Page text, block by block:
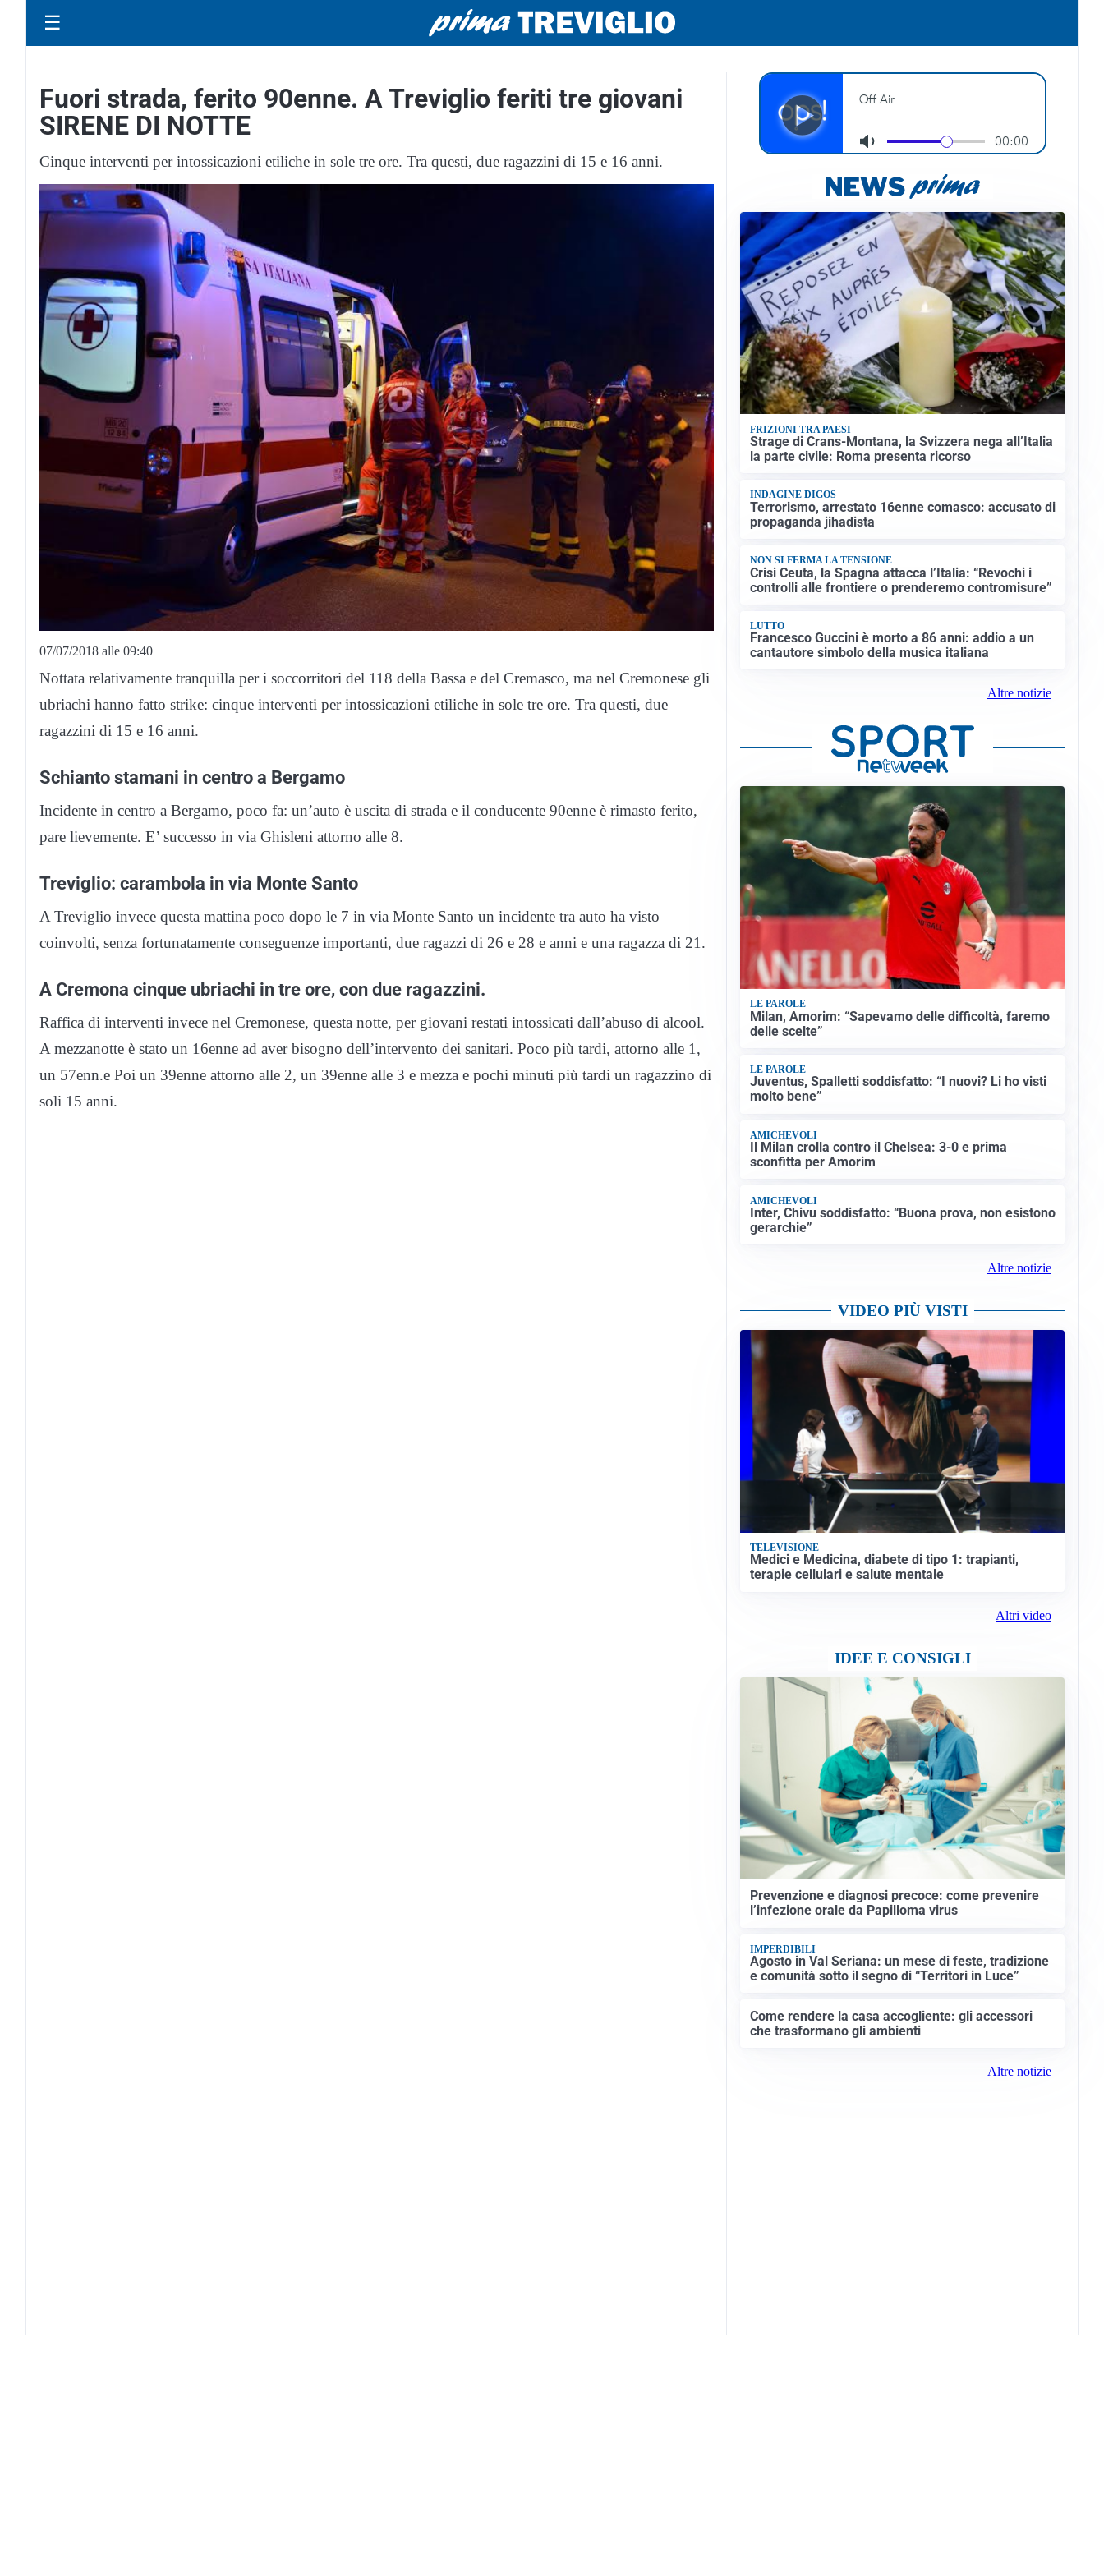
☰
Fuori strada, ferito 90enne. A Treviglio feriti tre giovani
SIRENE DI NOTTE
Cinque interventi per intossicazioni etiliche in sole tre ore. Tra questi, due ragazzini di 15 e 16 anni.
07/07/2018 alle 09:40
Nottata relativamente tranquilla per i soccorritori del 118 della Bassa e del Cremasco, ma nel Cremonese gli
ubriachi hanno fatto strike: cinque interventi per intossicazioni etiliche in sole tre ore. Tra questi, due
ragazzini di 15 e 16 anni.
Schianto stamani in centro a Bergamo
Incidente in centro a Bergamo, poco fa: un’auto è uscita di strada e il conducente 90enne è rimasto ferito,
pare lievemente. E’ successo in via Ghisleni attorno alle 8.
Treviglio: carambola in via Monte Santo
A Treviglio invece questa mattina poco dopo le 7 in via Monte Santo un incidente tra auto ha visto
coinvolti, senza fortunatamente conseguenze importanti, due ragazzi di 26 e 28 e anni e una ragazza di 21.
A Cremona cinque ubriachi in tre ore, con due ragazzini.
Raffica di interventi invece nel Cremonese, questa notte, per giovani restati intossicati dall’abuso di alcool.
A mezzanotte è stato un 16enne ad aver bisogno dell’intervento dei sanitari. Poco più tardi, attorno alle 1,
un 57enn.e Poi un 39enne attorno alle 2, un 39enne alle 3 e mezza e pochi minuti più tardi un ragazzino di
soli 15 anni.
FRIZIONI TRA PAESI
Strage di Crans-Montana, la Svizzera nega all’Italia
la parte civile: Roma presenta ricorso
INDAGINE DIGOS
Terrorismo, arrestato 16enne comasco: accusato di
propaganda jihadista
NON SI FERMA LA TENSIONE
Crisi Ceuta, la Spagna attacca l’Italia: “Revochi i
controlli alle frontiere o prenderemo contromisure”
LUTTO
Francesco Guccini è morto a 86 anni: addio a un
cantautore simbolo della musica italiana
Altre notizie
LE PAROLE
Milan, Amorim: “Sapevamo delle difficoltà, faremo
delle scelte”
LE PAROLE
Juventus, Spalletti soddisfatto: “I nuovi? Li ho visti
molto bene”
AMICHEVOLI
Il Milan crolla contro il Chelsea: 3-0 e prima
sconfitta per Amorim
AMICHEVOLI
Inter, Chivu soddisfatto: “Buona prova, non esistono
gerarchie”
Altre notizie
VIDEO PIÙ VISTI
TELEVISIONE
Medici e Medicina, diabete di tipo 1: trapianti,
terapie cellulari e salute mentale
Altri video
IDEE E CONSIGLI
Prevenzione e diagnosi precoce: come prevenire
l’infezione orale da Papilloma virus
IMPERDIBILI
Agosto in Val Seriana: un mese di feste, tradizione
e comunità sotto il segno di “Territori in Luce”
Come rendere la casa accogliente: gli accessori
che trasformano gli ambienti
Altre notizie